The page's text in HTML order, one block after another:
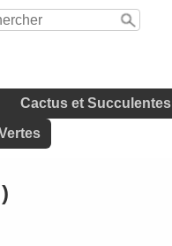
Cactus et Succulentes